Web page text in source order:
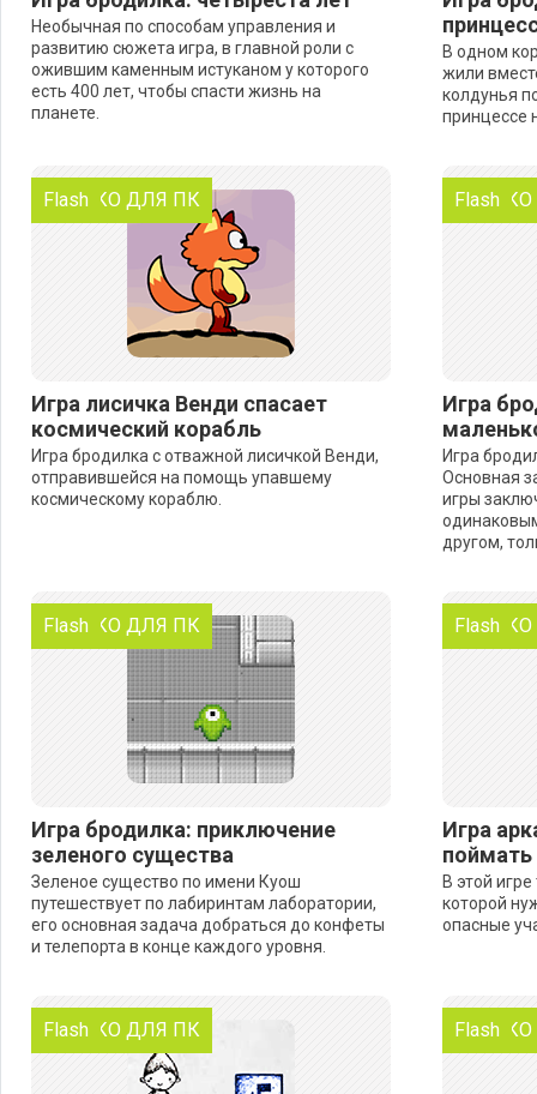
Необычная по способам управления и
развитию сюжета игра, в главной роли с
ожившим каменным истуканом у которого
есть 400 лет, чтобы спасти жизнь на
планете.
В одном
жили
колдунья
принцессе
ТОЛЬКО ДЛЯ ПК
Flash
Игра лисичка Венди спасает
космический корабль
Игра бродилка с отважной лисичкой Венди,
отправившейся на помощь упавшему
космическому кораблю.
Flash
Игра
Игра
Основная
игры
другом,
ТОЛЬКО ДЛЯ ПК
Flash
Игра бродилка: приключение
зеленого существа
Зеленое существо по имени Куош
путешествует по лабиринтам лаборатории,
его основная задача добраться до конфеты
и телепорта в конце каждого уровня.
Flash
Игра
поймать
В этой
которой
опасные
ТОЛЬКО ДЛЯ ПК
Flash Flash